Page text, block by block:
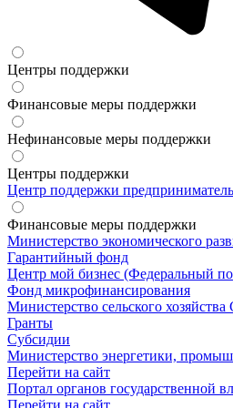
Центры поддержки
Финансовые меры поддержки
Нефинансовые меры поддержки
Центры поддержки
Центр поддержки
Финансовые меры поддержки
Министерство экономического
Гарантийный фонд
Центр мой бизнес (Федеральный
Фонд микрофинансирования
Министерство сельского
Гранты
Субсидии
Министерство энергетики,
Перейти на сайт
Портал органов государственной
Перейти на сайт